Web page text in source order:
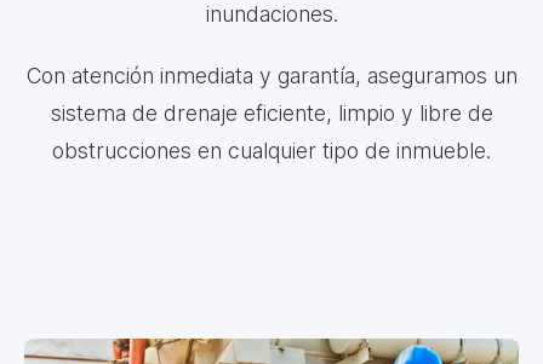
inundaciones.
Con atención inmediata y garantía, aseguramos un
sistema de drenaje eficiente, limpio y libre de
obstrucciones en cualquier tipo de inmueble.